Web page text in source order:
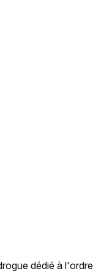
dédié à l'ordre